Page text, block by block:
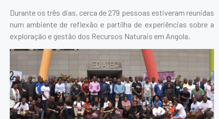
Durante os três dias, cerca de 279 pessoas estiveram reunidas
num ambiente de reflexão e partilha de experiências sobre a
exploração e gestão dos Recursos Naturais em Angola.